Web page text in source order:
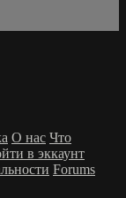
О нас Что
в эккаунт
Forums